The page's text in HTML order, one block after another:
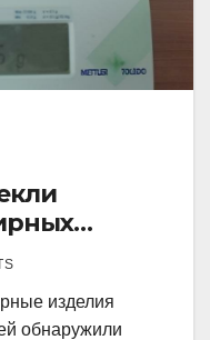
изделия
обнаружили